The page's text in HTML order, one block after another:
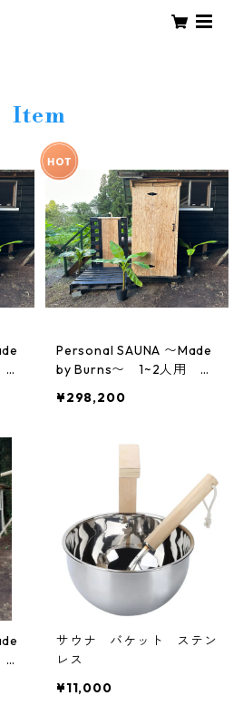
Item
Personal SAUNA 〜Made
by Burns〜 1~2人用 奥
ルサウナ
¥298,200
サウナ バケット ステン
レス
¥11,000